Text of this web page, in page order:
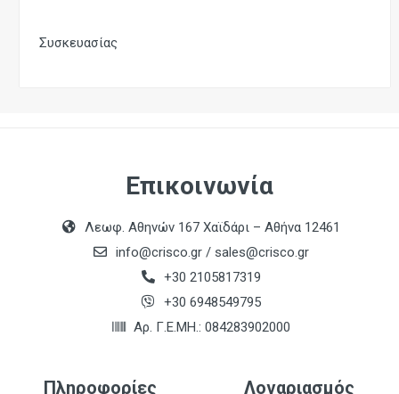
Συσκευασίας
Επικοινωνία
Λεωφ. Αθηνών 167 Χαϊδάρι – Αθήνα 12461
info@crisco.gr / sales@crisco.gr
+30 2105817319
+30 6948549795
Αρ. Γ.Ε.ΜΗ.: 084283902000
Πληροφορίες Λογαριασμός